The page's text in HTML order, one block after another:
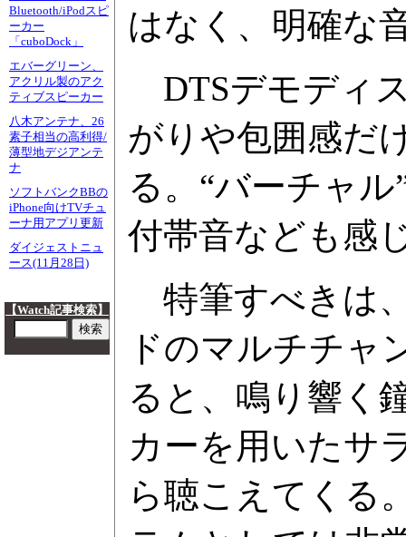
Bluetooth/iPodスピ
ーカー
「cuboDock」
エバーグリーン、
アクリル製のアク
ティブスピーカー
八木アンテナ、26
素子相当の高利得/
薄型地デジアンテ
ナ
ソフトバンクBBの
iPhone向けTVチュ
ーナ用アプリ更新
ダイジェストニュ
ース(11月28日)
【Watch記事検索】
はなく、明確な
DTSデモディ
がりや包囲感だ
る。“バーチャ
付帯音なども感
特筆すべきは
ドのマルチチャ
ると、鳴り響く
カーを用いたサ
ら聴こえてくる